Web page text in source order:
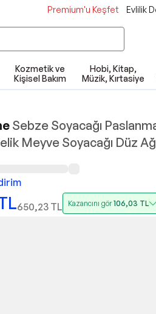
Premium'u Keşfet Evlilik
Kozmetik ve
Kişisel Bakım
Hobi, Kitap,
Müzik, Kırtasiye
Sebze Soyacağı
Meyve Soyacağı Düz
650,23 TL Kazancını gör106,03 TL